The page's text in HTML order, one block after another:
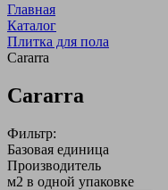
Главная
Каталог
Плитка для пола
Cararra
Cararra
Фильтр:
Базовая единица
Производитель
м2 в одной упаковке